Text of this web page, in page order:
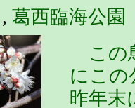
, 葛西臨海公園
この
にこ
昨年末